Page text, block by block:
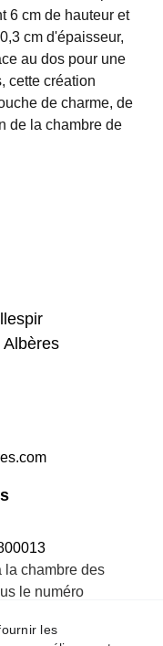
6 cm de hauteur et
cm d'épaisseur,
au dos pour une
cette création
de charme, de
de la chambre de
Albères
la chambre des
le numéro
les